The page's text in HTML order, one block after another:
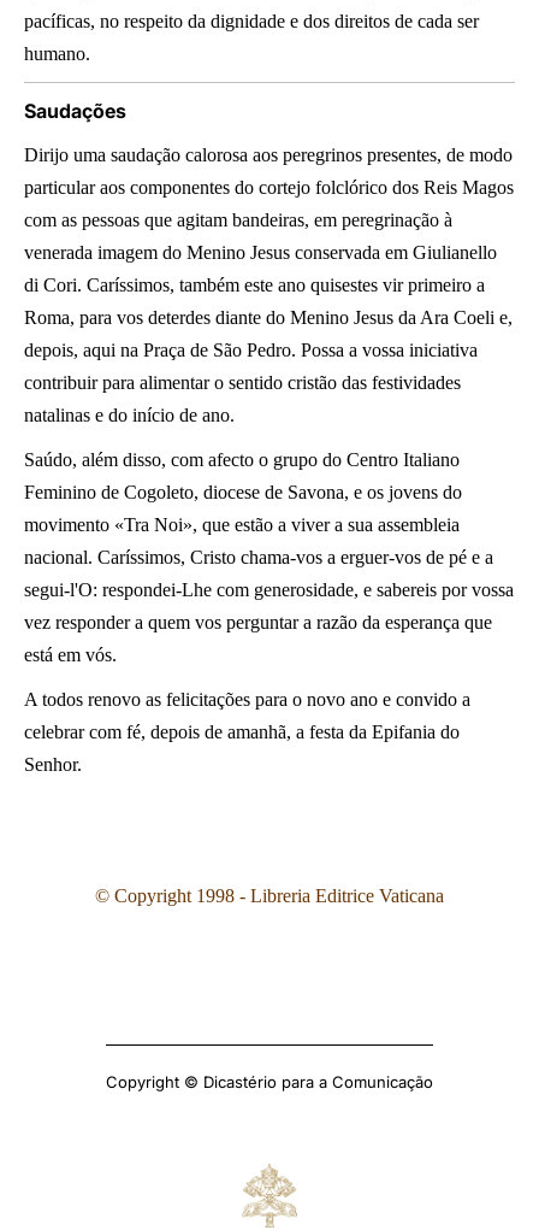
pacíficas, no respeito da dignidade e dos direitos de cada ser
humano.
Saudações
Dirijo uma saudação calorosa aos peregrinos presentes, de modo
particular aos componentes do cortejo folclórico dos Reis Magos
com as pessoas que agitam bandeiras, em peregrinação à
venerada imagem do Menino Jesus conservada em Giulianello
di Cori. Caríssimos, também este ano quisestes vir primeiro a
Roma, para vos deterdes diante do Menino Jesus da Ara Coeli e,
depois, aqui na Praça de São Pedro. Possa a vossa iniciativa
contribuir para alimentar o sentido cristão das festividades
natalinas e do início de ano.
Saúdo, além disso, com afecto o grupo do Centro Italiano
Feminino de Cogoleto, diocese de Savona, e os jovens do
movimento «Tra Noi», que estão a viver a sua assembleia
nacional. Caríssimos, Cristo chama-vos a erguer-vos de pé e a
segui-l'O: respondei-Lhe com generosidade, e sabereis por vossa
vez responder a quem vos perguntar a razão da esperança que
está em vós.
A todos renovo as felicitações para o novo ano e convido a
celebrar com fé, depois de amanhã, a festa da Epifania do
Senhor.
© Copyright 1998 - Libreria Editrice Vaticana
Copyright © Dicastério para a Comunicação